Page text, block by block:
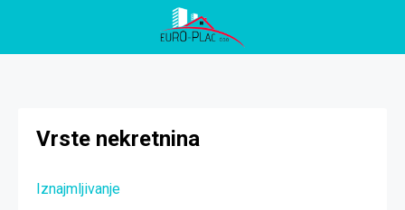
Vrste nekretnina
Iznajmljivanje